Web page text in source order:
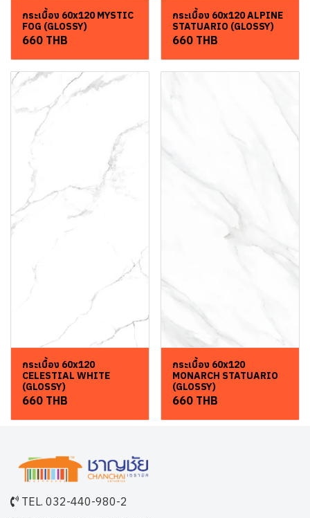
กระเบื้อง 60x120 MYSTIC
FOG (GLOSSY)
660 THB
กระเบื้อง 60x120 ALPINE
STATUARIO (GLOSSY)
660 THB
กระเบื้อง 60x120
CELESTIAL WHITE
(GLOSSY)
660 THB
กระเบื้อง 60x120
MONARCH STATUARIO
(GLOSSY)
660 THB
TEL. 032-440-980-2